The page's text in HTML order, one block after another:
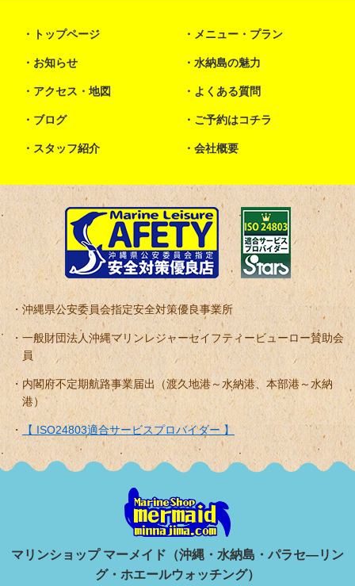
トップページ メニュー・プラン
お知らせ 水納島の魅力
アクセス・地図 よくある質問
ブログ ご予約はコチラ
スタッフ紹介 会社概要
沖縄県公安委員会指定安全対策優良事業所
一般財団法人沖縄マリンレジャーセイフティービューロー賛助会
員
内閣府不定期航路事業届出（渡久地港～水納港、本部港～水納
港）
【 ISO24803適合サービスプロバイダー 】
マリンショップ マーメイド（沖縄・水納島・パラセ―リン
グ・ホエールウォッチング）